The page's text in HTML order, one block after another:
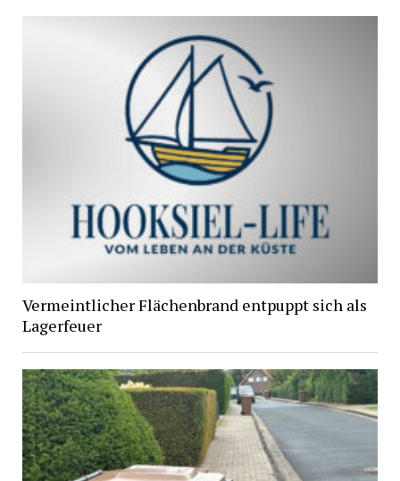
Vermeintlicher Flächenbrand entpuppt sich als
Lagerfeuer